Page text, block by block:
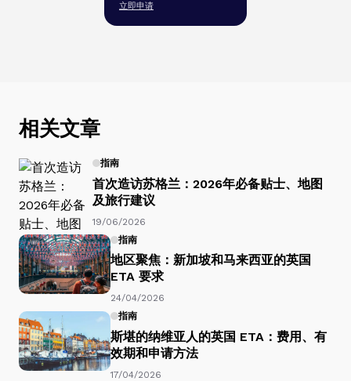
立即申请
相关文章
指南
首次造访苏格兰：2026年必备贴士、地图
及旅行建议
19/06/2026
指南
地区聚焦：新加坡和马来西亚的英国
ETA 要求
24/04/2026
指南
斯堪的纳维亚人的英国 ETA：费用、有
效期和申请方法
17/04/2026